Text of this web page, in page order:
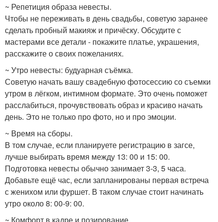
~ Репетиция образа невесты.
Чтобы не переживать в день свадьбы, советую заранее
сделать пробный макияж и причёску. Обсудите с
мастерами все детали - покажите платье, украшения,
расскажите о своих пожеланиях.
~ Утро невесты: будуарная съёмка.
Советую начать вашу свадебную фотосессию со съемки
утром в лёгком, интимном формате. Это очень поможет
расслабиться, прочувствовать образ и красиво начать
день. Это не только про фото, но и про эмоции.
~ Время на сборы.
В том случае, если планируете регистрацию в загсе,
лучше выбирать время между 13: 00 и 15: 00.
Подготовка невесты обычно занимает 3-3, 5 часа.
Добавьте ещё час, если запланированы первая встреча
с женихом или фуршет. В таком случае стоит начинать
утро около 8: 00-9: 00.
~ Комфорт в кадре и позирование.